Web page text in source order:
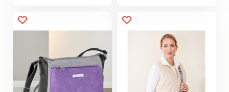
zewnątrz dla
idealnego porządku.
przegroda zamykana
na zamek. Długość
paska: 60 cm.
główna zapinana na
zamek, kilka
dodatkowych
przegródek
zapinanych na zamek
oraz kieszenie
zewnętrzne. Tył z